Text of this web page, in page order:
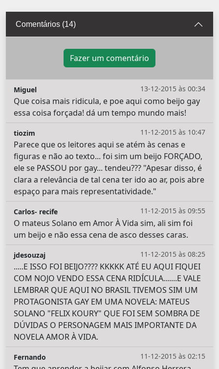
Comentários (14)
Fazer um comentário
13-12-2015 às 00:34
Miguel
Que coisa mais ridicula, e poe aqui como beijo gay
essa coisa forçada! dá um tempo mundo mais!
11-12-2015 às 10:47
tiozim
Parece que os leitores aqui se atém às cenas e
figuras e não ao texto... foi sim um beijo FORÇADO,
ele se PASSOU por gay... tendeu??? "Apesar disso, é
clara a relevância de tal cena ter ido ao ar, pois abre
espaço para mais representatividade."
11-12-2015 às 09:55
Carlos- recife
O mateus Solano em Amor À Vida sim, ali sim foi
um beijo e não essa cena de asco desses caras.
11-12-2015 às 08:25
jdesouzaj
.....E ISSO FOI BEIJO???? KKKKK ATÉ EU AQUI FIQUEI
COM NOJO VENDO ESSA CENA RIDÍCULA.......E VALE
LEMBRAR QUE AQUI NO BRASIL TIVEMOS SIM UM
PROTAGONISTA GAY EM UMA NOVELA: MATEUS
SOLANO "FELIX KOURY" QUE FOI SEM SOMBRA DE
DÚVIDAS O PERSONAGEM MAIS IMPORTANTE DA
NOVELA AMOR À VIDA.
11-12-2015 às 02:15
Fernando